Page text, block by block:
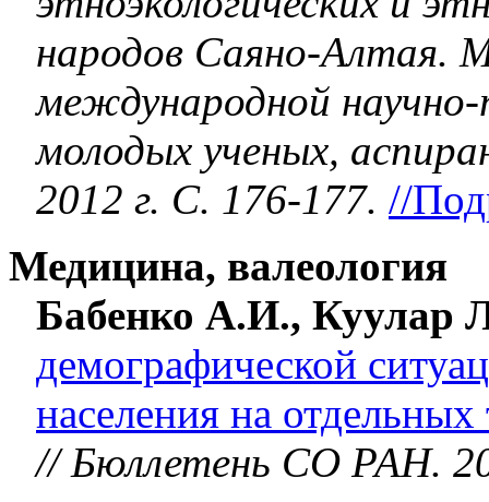
народов Саяно-Алтая.
международной
молодых ученых,
2012 г. С. 176-177. //
Медицина, валеология
Бабенко А.И., Куулар
демографической
населения на
// Бюллетень СО РАН.